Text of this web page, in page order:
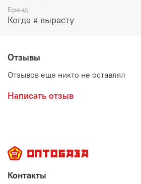
Бренд
Когда я вырасту
Отзывы
Отзывов еще никто не оставлял
Написать отзыв
Контакты